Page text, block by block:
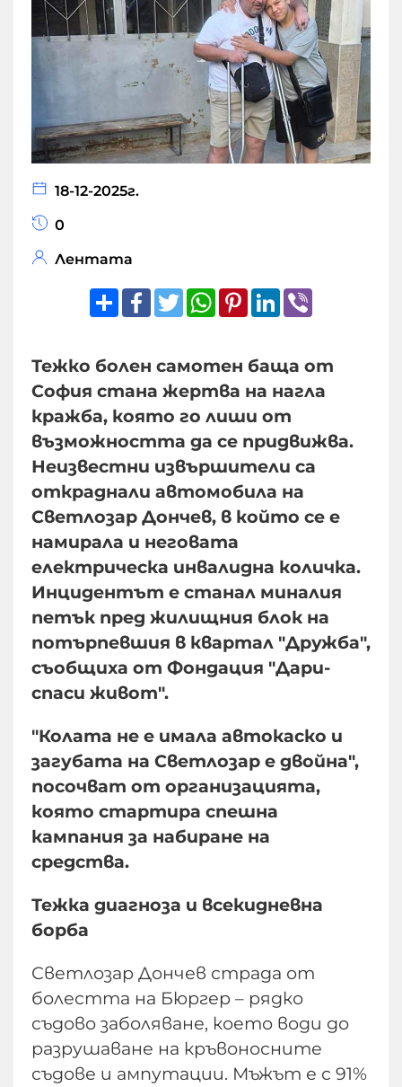
18-12-2025г.
0
Лентата
ShareFacebook
TwitterWhatsApp
Pinterest
LinkedIn
Тежко болен самотен баща от
София стана жертва на нагла
кражба, която го лиши от
възможността да се придвижва.
Неизвестни извършители са
откраднали автомобила на
Светлозар Дончев, в който се е
намирала и неговата
електрическа инвалидна количка.
Инцидентът е станал миналия
петък пред жилищния блок на
потърпевшия в квартал "Дружба",
съобщиха от Фондация "Дари-
спаси живот".
"Колата не е имала автокаско и
загубата на Светлозар е двойна",
посочват от организацията,
която стартира спешна
кампания за набиране на
средства.
Тежка диагноза и всекидневна
борба
Светлозар Дончев страда от
болестта на Бюргер – рядко
съдово заболяване, което води до
разрушаване на кръвоносните
съдове и ампутации. Мъжът е с 91%